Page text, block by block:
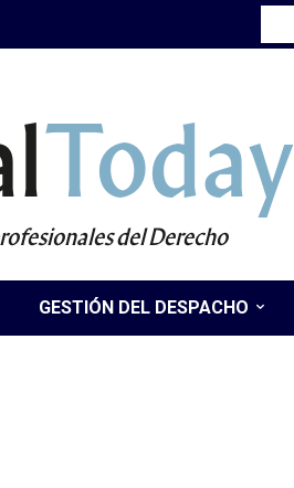
Today
del Derecho
GESTIÓN DEL DESPACHO